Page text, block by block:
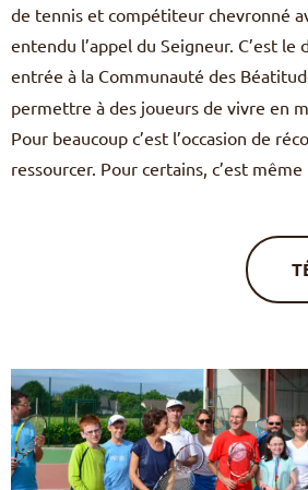
de tennis et compétiteur chevronné
entendu l’appel du Seigneur. C’est
entrée à la Communauté des
permettre à des joueurs de vivre en
Pour beaucoup c’est l’occasion de
ressourcer. Pour certains, c’est